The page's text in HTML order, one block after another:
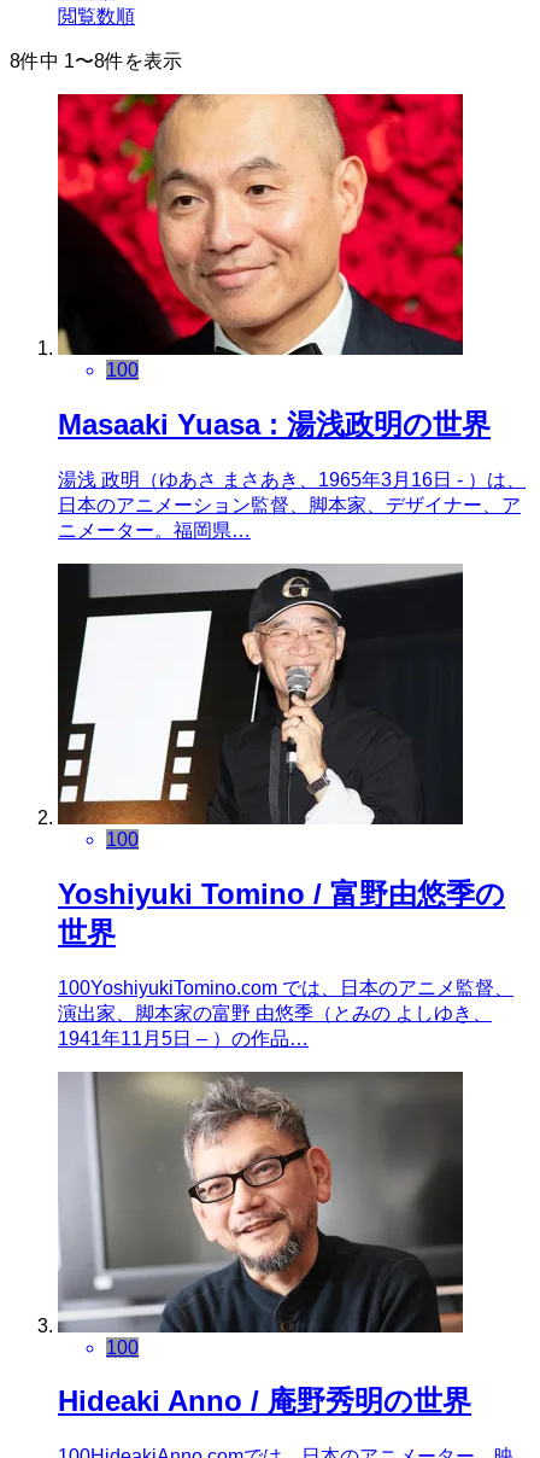
閲覧数順
8件中 1〜8件を表示
100
Masaaki Yuasa : 湯浅政明の世界
湯浅 政明（ゆあさ まさあき、1965年3月16日 - ）は、
日本のアニメーション監督、脚本家、デザイナー、ア
ニメーター。福岡県…
100
Yoshiyuki Tomino / 富野由悠季の
世界
100YoshiyukiTomino.com では、日本のアニメ監督、
演出家、脚本家の富野 由悠季（とみの よしゆき、
1941年11月5日 – ）の作品…
100
Hideaki Anno / 庵野秀明の世界